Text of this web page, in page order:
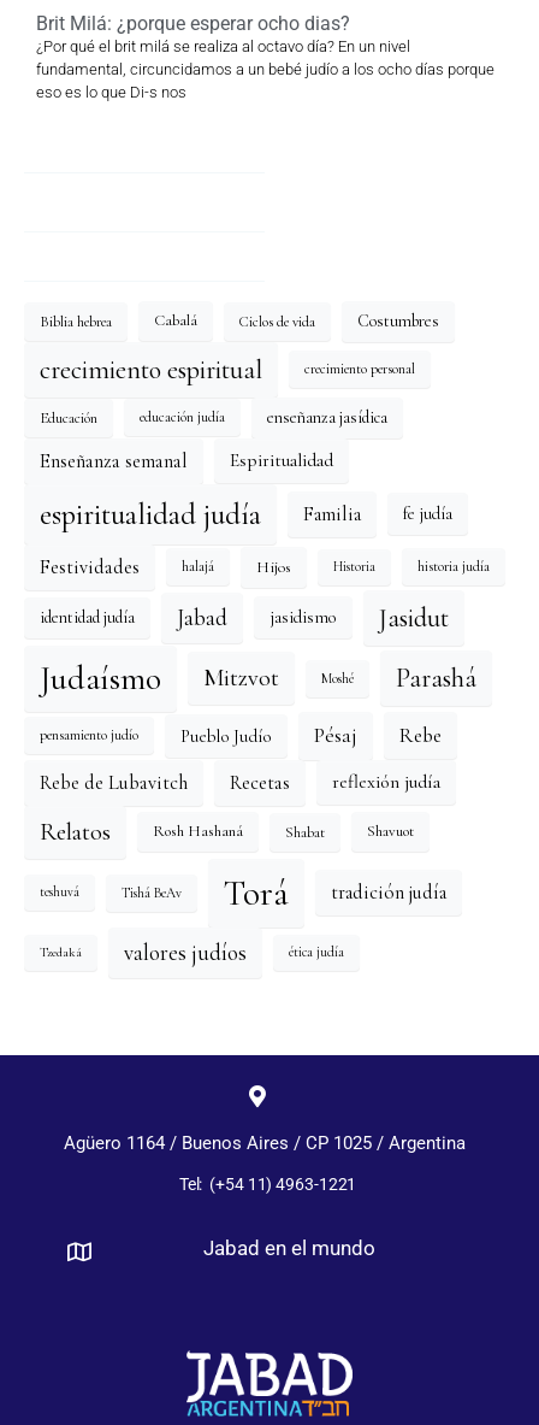
Brit Milá: ¿porque esperar ocho dias?
¿Por qué el brit milá se realiza al octavo día? En un nivel
fundamental, circuncidamos a un bebé judío a los ocho días porque
eso es lo que Di-s nos
Biblia hebrea Cabalá Ciclos de vida Costumbres
crecimiento espiritual crecimiento personal
Educación educación judía enseñanza jasídica
Enseñanza semanal Espiritualidad
espiritualidad judía Familia fe judía
Festividades halajá Hijos Historia historia judía
identidad judía Jabad jasidismo Jasidut
Judaísmo Mitzvot Moshé Parashá
pensamiento judío Pueblo Judío Pésaj Rebe
Rebe de Lubavitch Recetas reflexión judía
Relatos Rosh Hashaná Shabat Shavuot
teshuvá Tishá BeAv Torá tradición judía
Tzedaká valores judíos ética judía
Agüero 1164 / Buenos Aires / CP 1025 / Argentina
Tel: (+54 11) 4963-1221
Jabad en el mundo